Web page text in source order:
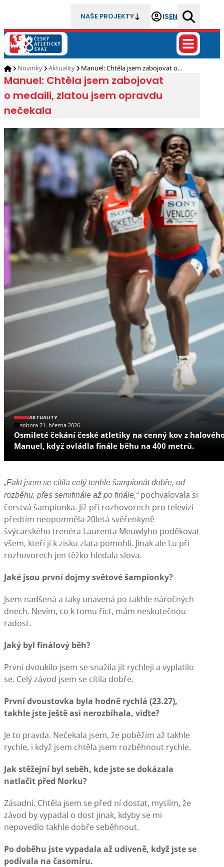
NAŠE PROJEKTY ISEN
Novinky Aktuality Manuel: Chtěla jsem zabojovat o…
Manuel: Chtěla jsem zabojovat
o medaili, zlatou jsem opravdu
nečekala
AKTUALITY
sobota 21. března 2026
Osmileté čekání české atletiky na cenný kov z
Manuel, když ovládla finále běhu na 400 metrů.
„Fakt jsem se cítila celý tenhle šampionát dobře, od
rozběhu, přes semifinále až po finále,“ pochvalovala si
čerstvá šampionka. Již při rozhovorech pro televizi
předtím neopomněla 20letá svěřenkyně
švýcarského trenéra Laurenta Meuwlyho poděkovat
všem, kteří jí k zisku zlata pomohli. Jinak ale Lu při
rozhovorech jen těžko hledala slova.
Jaké jsou první dojmy světové šampionky?
Jsem nadšená a taky unavená po takhle náročných
dnech. Nevím, co k tomu říct, mám neskutečnou
radost.
Jaký byl finálový běh?
První dvoukilo jsem se snažila jít rychleji a vyplatilo
se. Celý závod jsem se cítila dobře.
První dvoustovka byla hodně rychlá (23.27),
takhle jste ještě asi nerozbíhala, viďte?
Je to pravda. Nečekala jsem, že poběžím až takhle
rychle, i když jsem chtěla jsem rozběhnout rychle.
Jak stěžejní byl seběh, kde jste se dokázala
natlačit před Norku?
Zásadní. Chtěla jsem se před ní dostat, myslím, že
závod by vypadal o dost jinak, kdyby se mi
nepovedlo takhle dobře seběhnout.
Po doběhu jste vypadala až udiveně, když jste se
podívala na časomíru.